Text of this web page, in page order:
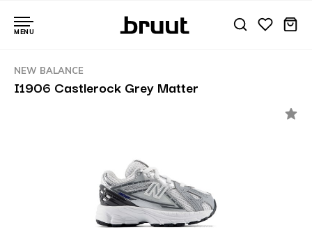
MENU
NEW BALANCE
I1906 Castlerock Grey Matter